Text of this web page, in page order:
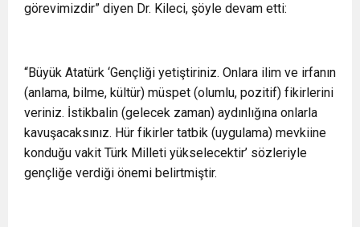
görevimizdir” diyen Dr. Kileci, şöyle devam etti:
“Büyük Atatürk ‘Gençliği yetiştiriniz. Onlara ilim ve irfanın
(anlama, bilme, kültür) müspet (olumlu, pozitif) fikirlerini
veriniz. İstikbalin (gelecek zaman) aydınlığına onlarla
kavuşacaksınız. Hür fikirler tatbik (uygulama) mevkiine
konduğu vakit Türk Milleti yükselecektir’ sözleriyle
gençliğe verdiği önemi belirtmiştir.